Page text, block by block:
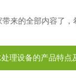
的全部内容了，
设备的产品特点及运行